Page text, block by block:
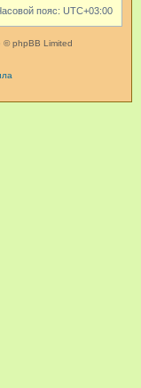
пояс: UTC+03:00
© phpBB Limited